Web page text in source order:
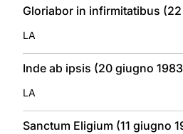
Gloriabor in infirmitatibus
LA
Inde ab ipsis (20 giugno
LA
Sanctum Eligium (11 giugno